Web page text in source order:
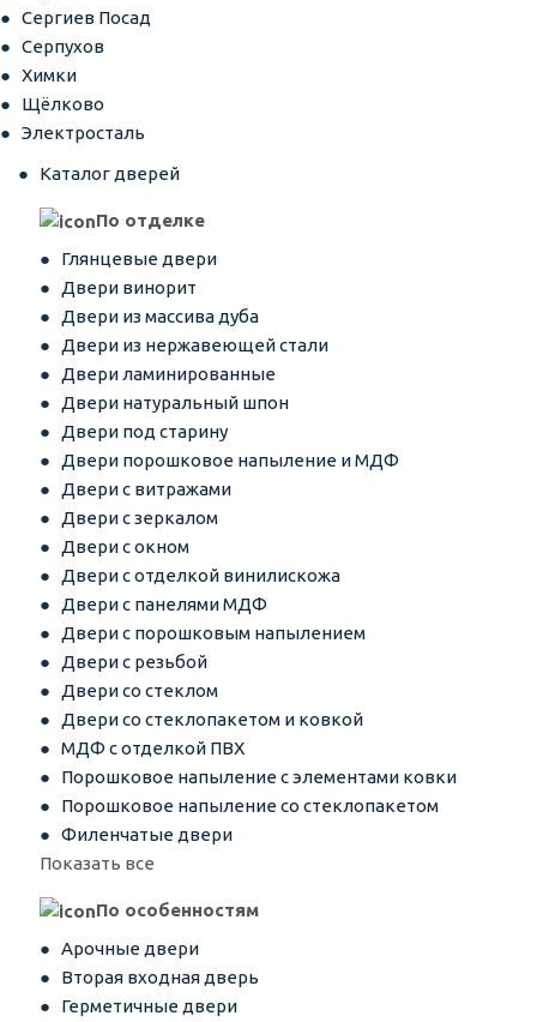
Сергиев Посад
Серпухов
Химки
Щёлково
Электросталь
Каталог дверей
По отделке
Глянцевые двери
Двери винорит
Двери из массива дуба
Двери из нержавеющей стали
Двери ламинированные
Двери натуральный шпон
Двери под старину
Двери порошковое напыление и МДФ
Двери с витражами
Двери с зеркалом
Двери с окном
Двери с отделкой винилискожа
Двери с панелями МДФ
Двери с порошковым напылением
Двери с резьбой
Двери со стеклом
Двери со стеклопакетом и ковкой
МДФ с отделкой ПВХ
Порошковое напыление с элементами ковки
Порошковое напыление со стеклопакетом
Филенчатые двери
Показать все
По особенностям
Арочные двери
Вторая входная дверь
Герметичные двери